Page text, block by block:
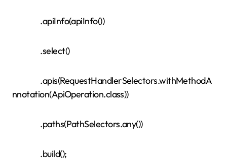
.apiInfo(apiInfo())
.select()
.apis(RequestHandlerSelectors.withMethodA
nnotation(ApiOperation.class))
.paths(PathSelectors.any())
.build();